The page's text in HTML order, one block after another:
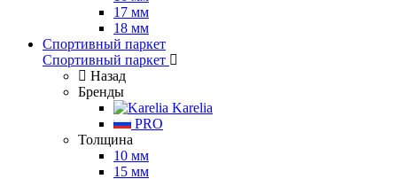
17 мм
18 мм
Спортивный паркет
Спортивный паркет
Назад
Бренды
Karelia
PRO
Толщина
10 мм
15 мм